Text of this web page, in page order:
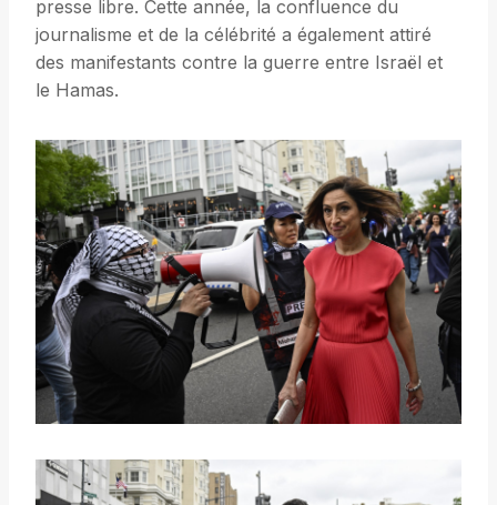
presse libre. Cette année, la confluence du
journalisme et de la célébrité a également attiré
des manifestants contre la guerre entre Israël et
le Hamas.